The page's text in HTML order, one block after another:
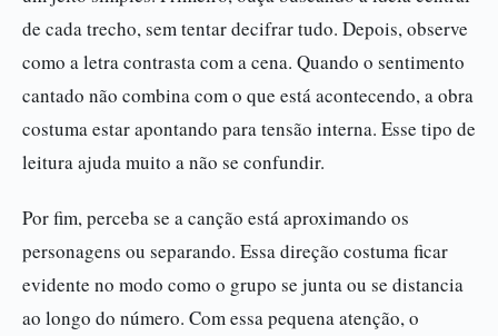
de cada trecho, sem tentar decifrar tudo. Depois, observe
como a letra contrasta com a cena. Quando o sentimento
cantado não combina com o que está acontecendo, a obra
costuma estar apontando para tensão interna. Esse tipo de
leitura ajuda muito a não se confundir.
Por fim, perceba se a canção está aproximando os
personagens ou separando. Essa direção costuma ficar
evidente no modo como o grupo se junta ou se distancia
ao longo do número. Com essa pequena atenção, o